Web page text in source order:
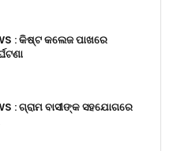
: କିଷ୍ଟ କଲେଜ ପାଖରେ
: ଗ୍ରାମ ବାସୀଙ୍କ ସହଯୋଗରେ